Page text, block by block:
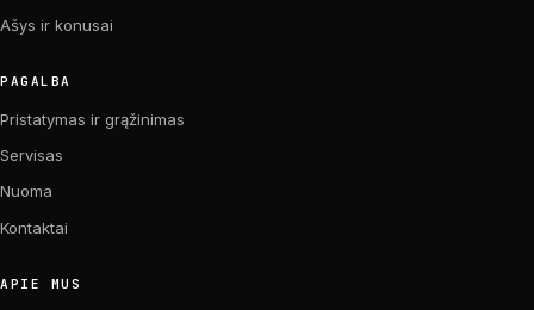
Ašys ir konusai
PAGALBA
Pristatymas ir grąžinimas
Servisas
Nuoma
Kontaktai
APIE MUS